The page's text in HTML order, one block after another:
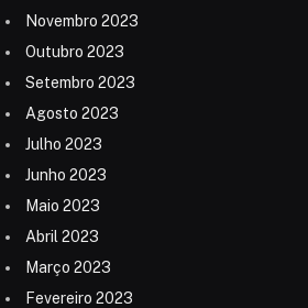
Novembro 2023
Outubro 2023
Setembro 2023
Agosto 2023
Julho 2023
Junho 2023
Maio 2023
Abril 2023
Março 2023
Fevereiro 2023